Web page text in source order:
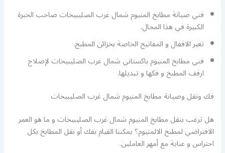
فني صيانة مطابخ المنيوم شمال غرب الصليبيخات صاحب الخبرة
الكبيرة في هذا المجال.
تغير الاقفال و المفاتيح الخاصة بخزائن المطبخ.
فني مطابخ المنيوم باكستاني شمال غرب الصليبيخات لإصلاح
ارفف المطبخ و فكها و تبديلها.
فك ونقل وصيانة مطابخ المنيوم شمال غرب الصليبيخات
هل ترغب بنقل مطابخ المنيوم شمال غرب الصليبيخات و ما هو العمر
الافتراضي لمطبخ الالمنيوم؟ يمكننا القيام بفك أو نقل المطابخ بكل
احتراس و عناية مع أمهر العاملين.